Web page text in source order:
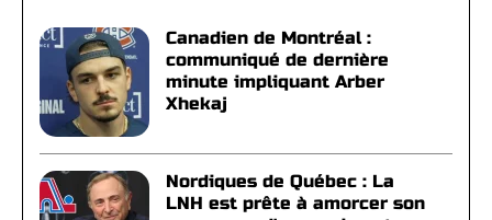
Canadien de Montréal :
communiqué de dernière
minute impliquant Arber
Xhekaj
Nordiques de Québec : La
LNH est prête à amorcer son